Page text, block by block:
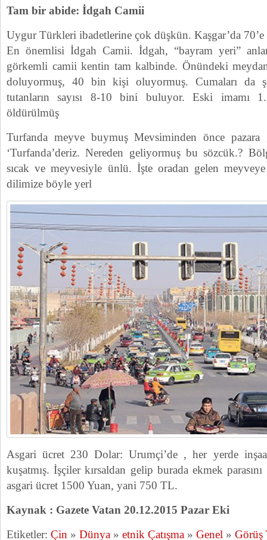
Tam bir abide: İdgah Camii
Uygur Türkleri ibadetlerine çok düşkün. Kaşgar’da 70’e
En önemlisi İdgah Camii. İdgah, “bayram yeri”
görkemli camii kentin tam kalbinde. Önündeki
doluyormuş, 40 bin kişi oluyormuş. Cumaları da
tutanların sayısı 8-10 bini buluyor. Eski imamı
öldürülmüş
Turfanda meyve buymuş Mevsiminden önce
‘Turfanda’deriz. Nereden geliyormuş bu sözcük.?
sıcak ve meyvesiyle ünlü. İşte oradan gelen
dilimize böyle yerl
Asgari ücret 230 Dolar: Urumçi’de , her yerde
kuşatmış. İşçiler kırsaldan gelip burada ekmek
asgari ücret 1500 Yuan, yani 750 TL.
Kaynak : Gazete Vatan 20.12.2015 Pazar Eki
Etiketler: Çin » Dünya » etnik Çatışma » Genel » Görüş